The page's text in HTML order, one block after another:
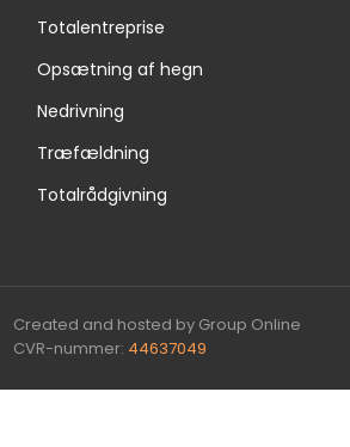
Totalentreprise
Opsætning af hegn
Nedrivning
Træfældning
Totalrådgivning
Created and hosted by Group Online
CVR-nummer: 44637049